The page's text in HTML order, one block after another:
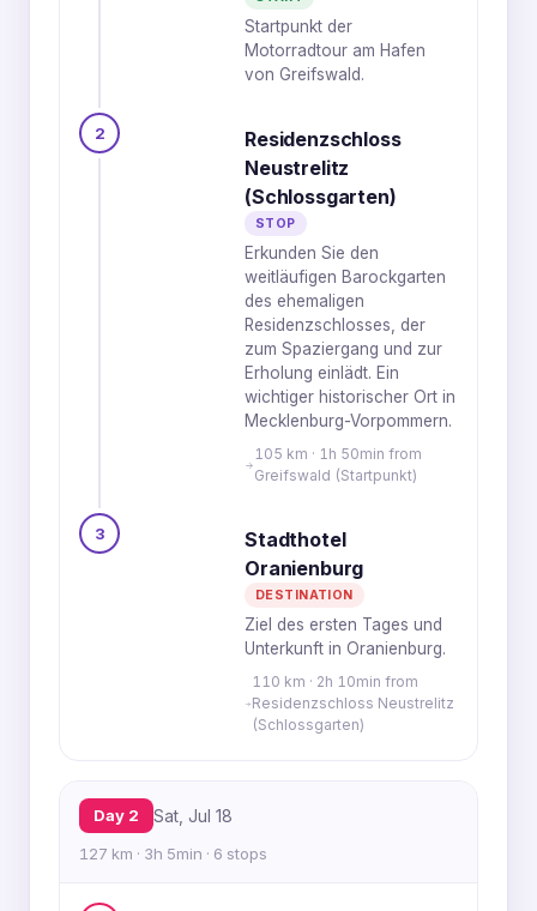
Startpunkt der
Motorradtour am Hafen
von Greifswald.
2
Residenzschloss
Neustrelitz
(Schlossgarten)
STOP
Erkunden Sie den
weitläufigen Barockgarten
des ehemaligen
Residenzschlosses, der
zum Spaziergang und zur
Erholung einlädt. Ein
wichtiger historischer Ort in
Mecklenburg-Vorpommern.
105 km · 1h 50min from
Greifswald (Startpunkt)
3
Stadthotel
Oranienburg
DESTINATION
Ziel des ersten Tages und
Unterkunft in Oranienburg.
110 km · 2h 10min from
Residenzschloss Neustrelitz
(Schlossgarten)
Day 2 Sat, Jul 18
127 km · 3h 5min · 6 stops